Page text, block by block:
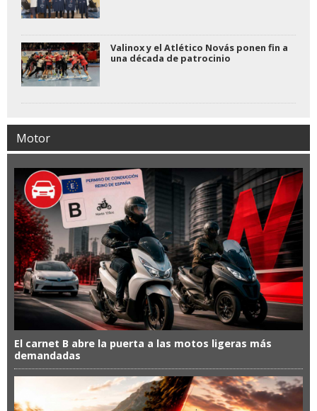
Valinox y el Atlético Novás ponen fin a
una década de patrocinio
Motor
El carnet B abre la puerta a las motos ligeras más
demandadas